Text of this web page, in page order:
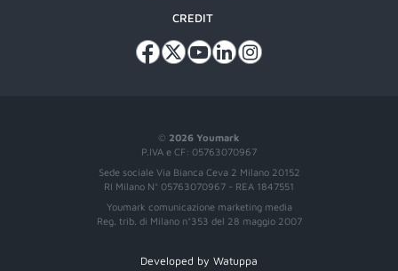
© 2026 Youmark
P.IVA e CF: 05763070967
Sede sociale Via Bianca Ceva 2 Milano 20152
RI Milano N° 05763070967 - REA 1847551
Youmark comunicazione marketing media
Reg. trib. di Milano n°353 del 28 maggio 2007
CREDIT
Developed by Watuppa